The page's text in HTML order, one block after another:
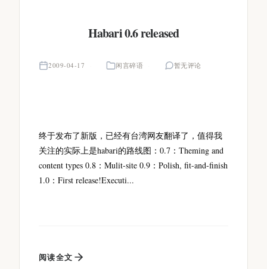
Habari 0.6 released
2009-04-17 闲言碎语 暂无评论
终于发布了新版，已经有台湾网友翻译了，值得我
关注的实际上是habari的路线图：0.7：Theming and
content types 0.8：Mulit-site 0.9：Polish, fit-and-finish
1.0：First release!Executi...
阅读全文